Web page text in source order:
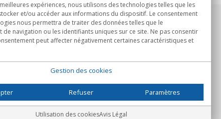
Informations
Lun.-Ven. 9h00 - 15h00.
Livraison en
expériences, nous utilisons des technologies telles que les
et/ou accéder aux informations du dispositif. Le consentement
nous permettra de traiter des données telles que le
navigation ou les identifiants uniques sur ce site. Ne pas consentir
peut affecter négativement certaines caractéristiques et
Gestion des cookies
Refuser Paramètres
Utilisation des cookiesAvis Légal